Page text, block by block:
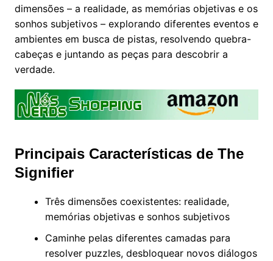
dimensões – a realidade, as memórias objetivas e os
sonhos subjetivos – explorando diferentes eventos e
ambientes em busca de pistas, resolvendo quebra-
cabeças e juntando as peças para descobrir a
verdade.
Principais Características de The
Signifier
Três dimensões coexistentes: realidade,
memórias objetivas e sonhos subjetivos
Caminhe pelas diferentes camadas para
resolver puzzles, desbloquear novos diálogos